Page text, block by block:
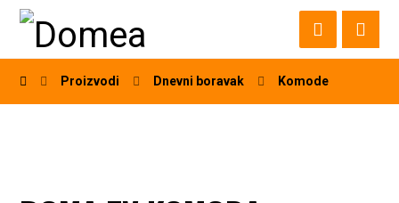
Proizvodi Dnevni boravak Komode